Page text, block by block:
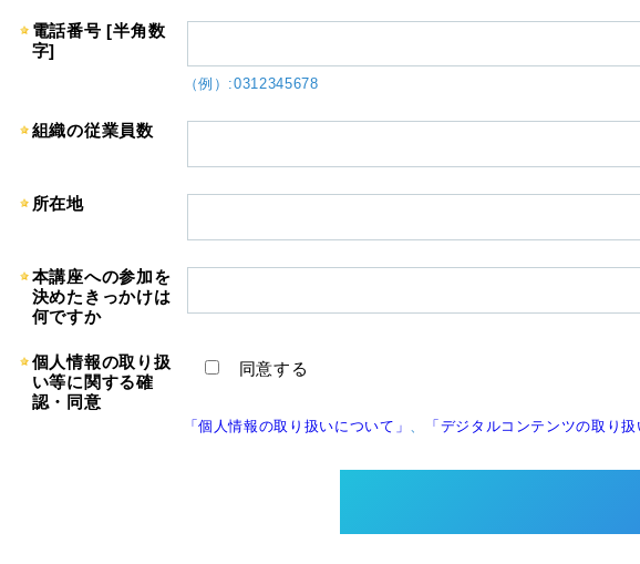
電話番号 [半角数
字]
（例）:0312345678
組織の従業員数
所在地
本講座への参加を
決めたきっかけは
何ですか
個人情報の取り扱
い等に関する確
認・同意
同意する
「個人情報の取り扱いについて」 、 「デジタルコンテンツの取り